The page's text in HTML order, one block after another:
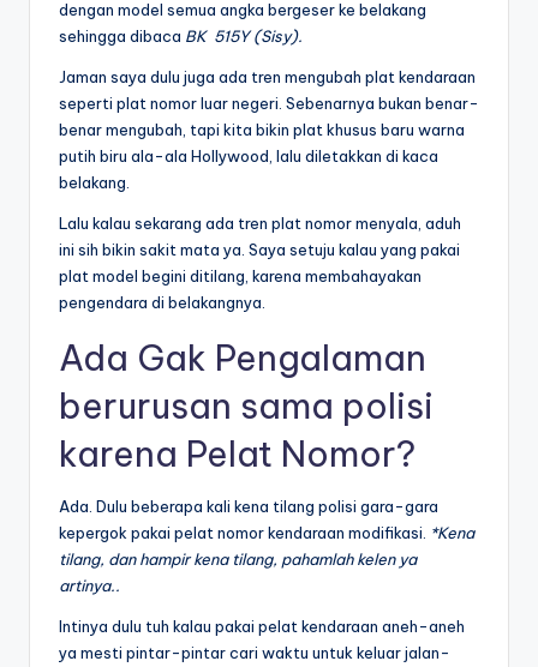
dengan model semua angka bergeser ke belakang
sehingga dibaca BK 515Y (Sisy).
Jaman saya dulu juga ada tren mengubah plat kendaraan
seperti plat nomor luar negeri. Sebenarnya bukan benar-
benar mengubah, tapi kita bikin plat khusus baru warna
putih biru ala-ala Hollywood, lalu diletakkan di kaca
belakang.
Lalu kalau sekarang ada tren plat nomor menyala, aduh
ini sih bikin sakit mata ya. Saya setuju kalau yang pakai
plat model begini ditilang, karena membahayakan
pengendara di belakangnya.
Ada Gak Pengalaman
berurusan sama polisi
karena Pelat Nomor?
Ada. Dulu beberapa kali kena tilang polisi gara-gara
kepergok pakai pelat nomor kendaraan modifikasi. *Kena
tilang, dan hampir kena tilang, pahamlah kelen ya
artinya..
Intinya dulu tuh kalau pakai pelat kendaraan aneh-aneh
ya mesti pintar-pintar cari waktu untuk keluar jalan-